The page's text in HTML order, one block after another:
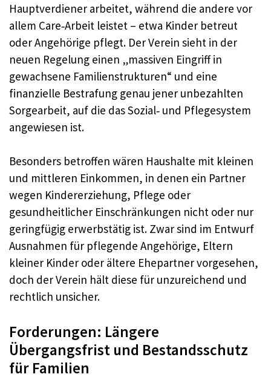
Hauptverdiener arbeitet, während die andere vor
allem Care‑Arbeit leistet – etwa Kinder betreut
oder Angehörige pflegt. Der Verein sieht in der
neuen Regelung einen „massiven Eingriff in
gewachsene Familienstrukturen“ und eine
finanzielle Bestrafung genau jener unbezahlten
Sorgearbeit, auf die das Sozial‑ und Pflegesystem
angewiesen ist.
Besonders betroffen wären Haushalte mit kleinen
und mittleren Einkommen, in denen ein Partner
wegen Kindererziehung, Pflege oder
gesundheitlicher Einschränkungen nicht oder nur
geringfügig erwerbstätig ist. Zwar sind im Entwurf
Ausnahmen für pflegende Angehörige, Eltern
kleiner Kinder oder ältere Ehepartner vorgesehen,
doch der Verein hält diese für unzureichend und
rechtlich unsicher.
Forderungen: Längere
Übergangsfrist und Bestandsschutz
für Familien